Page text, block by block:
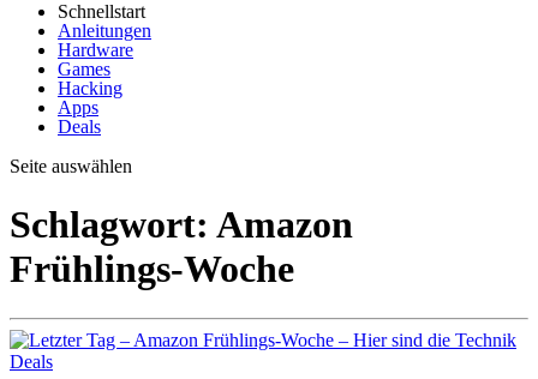
Schnellstart
Anleitungen
Hardware
Games
Hacking
Apps
Deals
Seite auswählen
Schlagwort: Amazon
Frühlings-Woche